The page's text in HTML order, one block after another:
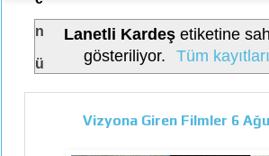
n
ü
Lanetli Kardeşetiketine
gösteriliyor.
Tüm
Vizyona Giren Filmler 6